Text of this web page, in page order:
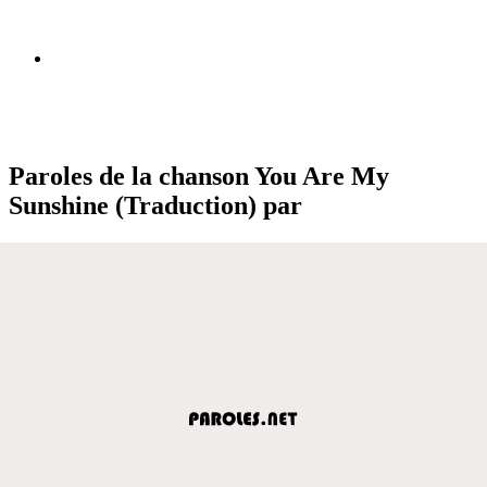
Paroles de la chanson You Are My
Sunshine (Traduction) par